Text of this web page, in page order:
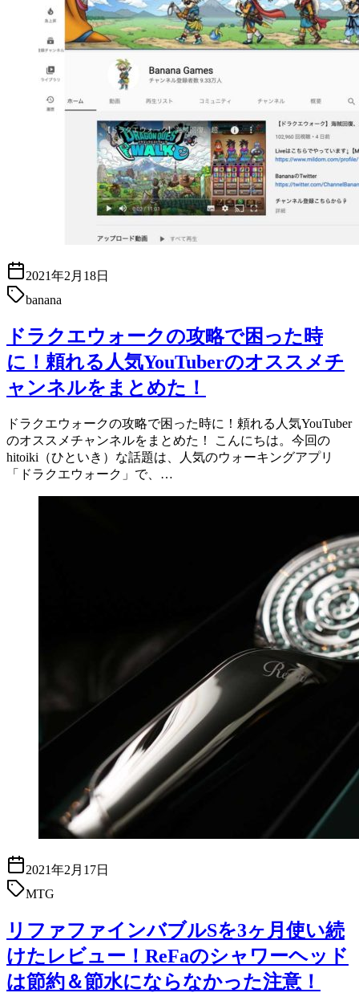
2021年2月18日
banana
ドラクエウォークの攻略で困った時
に！頼れる人気YouTuberのオススメチ
ャンネルをまとめた！
ドラクエウォークの攻略で困った時に！頼れる人気YouTuber
のオススメチャンネルをまとめた！ こんにちは。今回の
hitoiki（ひといき）な話題は、人気のウォーキングアプリ
「ドラクエウォーク」で、…
2021年2月17日
MTG
リファファインバブルSを3ヶ月使い続
けたレビュー！ReFaのシャワーヘッド
は節約＆節水にならなかった注意！